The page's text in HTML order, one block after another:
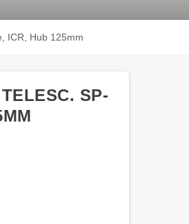
ICR, Hub 125mm
SP-